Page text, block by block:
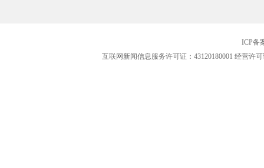
ICP备
互联网新闻信息服务许可证：43120180001 经营许可